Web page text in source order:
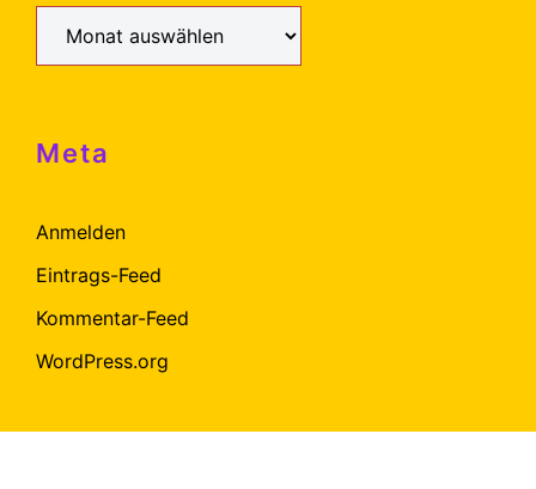
Meta
Anmelden
Eintrags-Feed
Kommentar-Feed
WordPress.org